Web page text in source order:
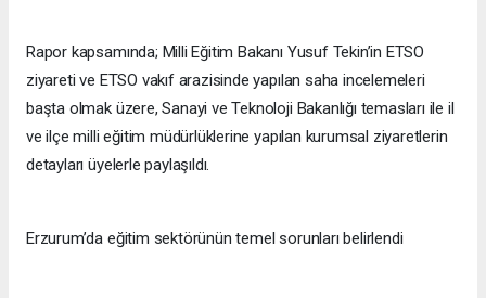
Rapor kapsamında; Milli Eğitim Bakanı Yusuf Tekin’in ETSO
ziyareti ve ETSO vakıf arazisinde yapılan saha incelemeleri
başta olmak üzere, Sanayi ve Teknoloji Bakanlığı temasları ile il
ve ilçe milli eğitim müdürlüklerine yapılan kurumsal ziyaretlerin
detayları üyelerle paylaşıldı.
Erzurum’da eğitim sektörünün temel sorunları belirlendi